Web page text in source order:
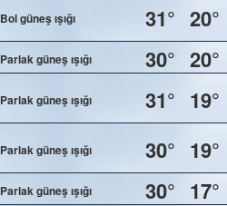
Bol güneş ışığı 31° 20°
Parlak güneş ışığı 30° 20°
Parlak güneş ışığı 31° 19°
Parlak güneş ışığı 30° 19°
Parlak güneş ışığı 30° 17°